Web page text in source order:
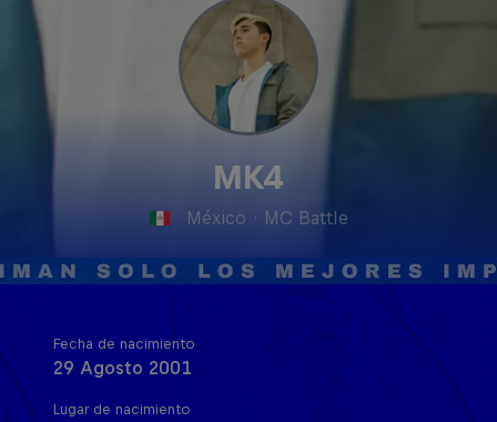
MK4
México · MC Battle
Fecha de nacimiento
29 Agosto 2001
Lugar de nacimiento